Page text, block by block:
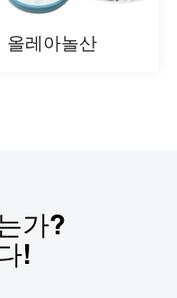
올레아놀산
가?
!